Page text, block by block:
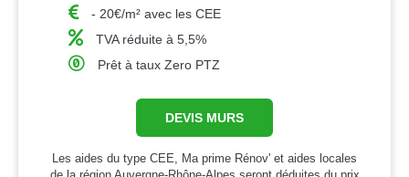
- 20€/m² avec les CEE
TVA réduite à 5,5%
Prêt à taux Zero PTZ
DEVIS MURS
Les aides du type CEE, Ma prime Rénov' et aides locales